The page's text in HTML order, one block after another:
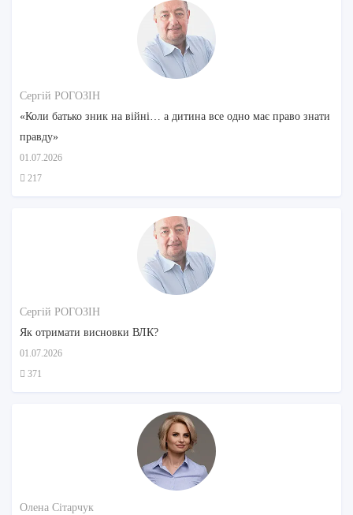
Сергій РОГОЗІН
«Коли батько зник на війні… а дитина все одно має право знати
правду»
01.07.2026
217
Сергій РОГОЗІН
Як отримати висновки ВЛК?
01.07.2026
371
Олена Сітарчук